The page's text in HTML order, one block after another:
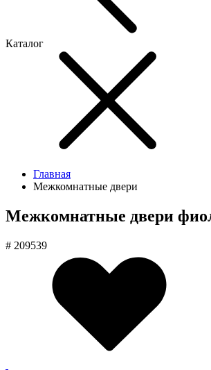
Каталог
Главная
Межкомнатные двери
Межкомнатные двери
# 209539